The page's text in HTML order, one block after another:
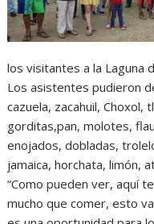
los visitantes a la Laguna
Los asistentes pudieron
cazuela, zacahuil, Choxol,
gorditas,pan, molotes,
enojados, dobladas,
jamaica, horchata, limón,
“Como pueden ver, aquí
mucho que comer, esto